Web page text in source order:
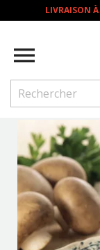
LIVRAISON
